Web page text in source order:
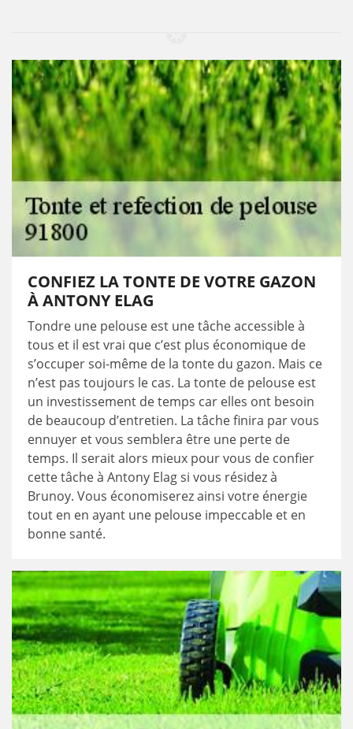
CONFIEZ LA TONTE DE VOTRE GAZON
À ANTONY ELAG
Tondre une pelouse est une tâche accessible à
tous et il est vrai que c’est plus économique de
s’occuper soi-même de la tonte du gazon. Mais ce
n’est pas toujours le cas. La tonte de pelouse est
un investissement de temps car elles ont besoin
de beaucoup d’entretien. La tâche finira par vous
ennuyer et vous semblera être une perte de
temps. Il serait alors mieux pour vous de confier
cette tâche à Antony Elag si vous résidez à
Brunoy. Vous économiserez ainsi votre énergie
tout en en ayant une pelouse impeccable et en
bonne santé.